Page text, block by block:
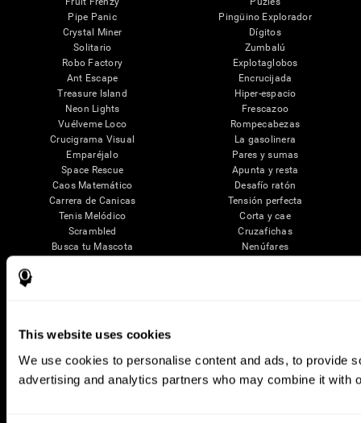
This website uses cookies
We use cookies to personalise content and ads, to provide
advertising and analytics partners who may combine it with
Pipe Panic
Crystal Miner
Solitario
Robo Factory
Ant Escape
Treasure Island
Neon Lights
Vuélveme Loco
Crucigrama Visual
Emparéjalo
Space Rescue
Caos Matemático
Carrera de Canicas
Tenis Melódico
Scrambled
Busca tu Mascota
Pingüino Explorador
Dígitos
Zumbalú
Explotaglobos
Encrucijada
Hiper-espacio
Frescazoo
Rompecabezas
La gasolinera
Pares y sumas
Apunta y resta
Desafío ratón
Tensión perfecta
Corta y cae
Cruzafichas
Nenúfares
Para Profesionales
Para investigadores